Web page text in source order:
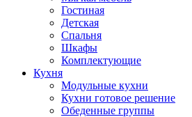
Гостиная
Детская
Спальня
Шкафы
Комплектующие
Кухня
Модульные кухни
Кухни готовое решение
Обеденные группы